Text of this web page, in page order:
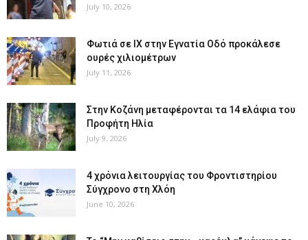
July 10, 2026
Φωτιά σε ΙΧ στην Εγνατία Οδό προκάλεσε
ουρές χιλιομέτρων
July 11, 2026
Στην Κοζάνη μεταφέρονται τα 14 ελάφια του
Προφήτη Ηλία
July 9, 2026
4 χρόνια λειτουργίας του Φροντιστηρίου
Σύγχρονο στη Χλόη
June 10, 2026